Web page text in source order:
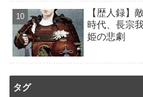
【歴人録】
時代、長宗
姫の悲劇
タグ